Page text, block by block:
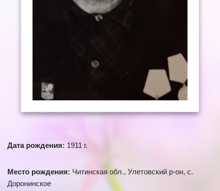
Дата рождения: 1911 г.
Место рождения: Читинская обл., Улетовский р-он, с.
Доронинское